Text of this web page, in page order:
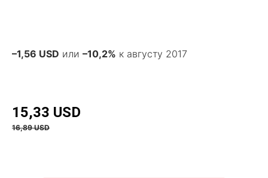
–1,56 USD или –10,2% к августу 2017
15,33 USD
16,89 USD